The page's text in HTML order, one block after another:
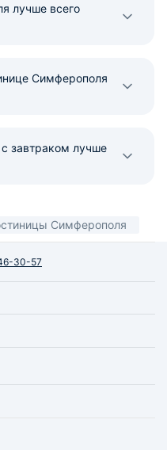
лучше всего
Симферополя
завтраком лучше
Симферополя
30-57